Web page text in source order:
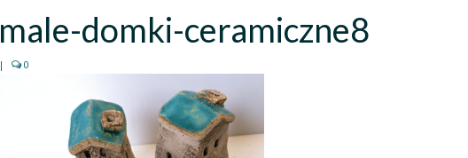
male-domki-ceramiczne8
| 0